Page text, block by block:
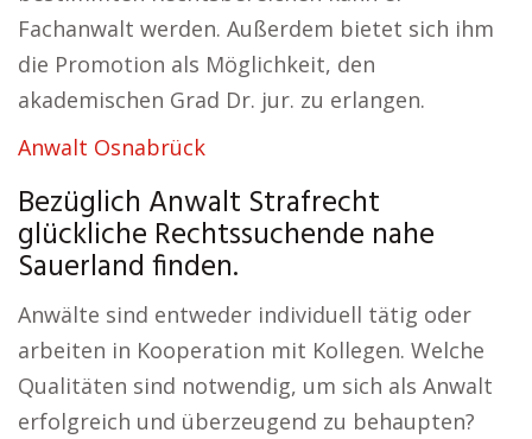
Fachanwalt werden. Außerdem bietet sich ihm
die Promotion als Möglichkeit, den
akademischen Grad Dr. jur. zu erlangen.
Anwalt Osnabrück
Bezüglich Anwalt Strafrecht
glückliche Rechtssuchende nahe
Sauerland finden.
Anwälte sind entweder individuell tätig oder
arbeiten in Kooperation mit Kollegen. Welche
Qualitäten sind notwendig, um sich als Anwalt
erfolgreich und überzeugend zu behaupten?